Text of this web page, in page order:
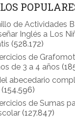
de Actividades
Inglés a Los
(528.172)
de
de 3 a 4 años
abecedario
(154.596)
de Sumas
(127.847)